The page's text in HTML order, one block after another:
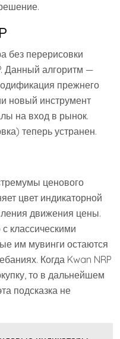
без перерисовки
Данный алгоритм —
прежнего
новый инструмент
на вход в рынок.
теперь устранен.
ценового
цвет индикаторной
движения цены.
классическими
им мувинги остаются
Когда Kwan NRP
то в дальнейшем
подсказка не